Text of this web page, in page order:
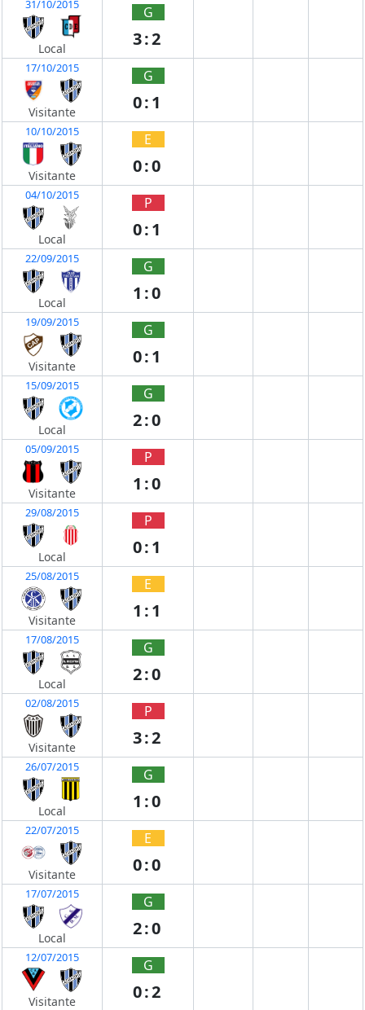
31/10/2015
Local
G
3:2
17/10/2015
Visitante
G
0:1
10/10/2015
Visitante
E
0:0
04/10/2015
Local
P
0:1
22/09/2015
Local
G
1:0
19/09/2015
Visitante
G
0:1
15/09/2015
Local
G
2:0
05/09/2015
Visitante
P
1:0
29/08/2015
Local
P
0:1
25/08/2015
Visitante
E
1:1
17/08/2015
Local
G
2:0
02/08/2015
Visitante
P
3:2
26/07/2015
Local
G
1:0
22/07/2015
Visitante
E
0:0
17/07/2015
Local
G
2:0
12/07/2015
Visitante
G
0:2